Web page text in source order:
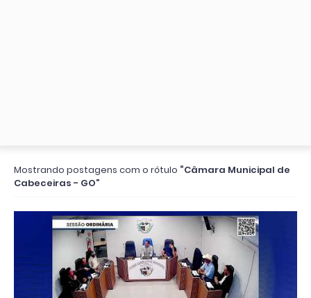
Mostrando postagens com o rótulo Câmara Municipal de
Cabeceiras - GO